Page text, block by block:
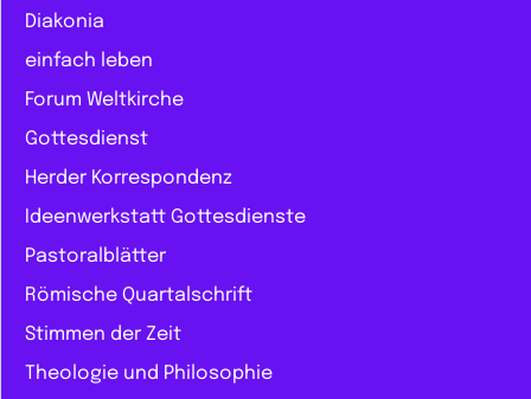
Diakonia
einfach leben
Forum Weltkirche
Gottesdienst
Herder Korrespondenz
Ideenwerkstatt Gottesdienste
Pastoralblätter
Römische Quartalschrift
Stimmen der Zeit
Theologie und Philosophie